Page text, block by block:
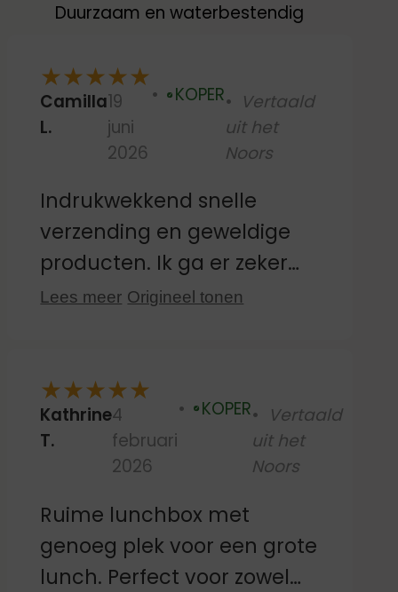
Duurzaam en waterbestendig
★★★★★
Camilla
L.
19
juni
2026
Geverifieerd
KOPER
Vertaald
uit het
Noors
Indrukwekkend snelle
verzending en geweldige
producten. Ik ga er zeker
nog eens bestellen.
Lees meer Origineel tonen
★★★★★
Kathrine
T.
4
februari
2026
Geverifieerd
KOPER
Vertaald
uit het
Noors
Ruime lunchbox met
genoeg plek voor een grote
lunch. Perfect voor zowel